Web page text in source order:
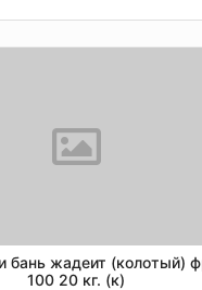
бань жадеит (колотый)
100 20 кг. (к)